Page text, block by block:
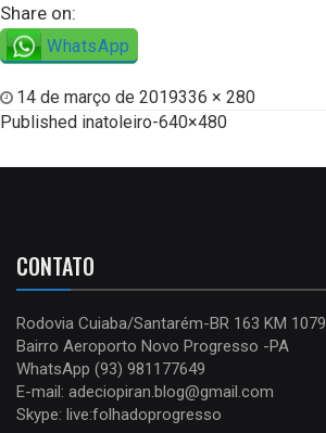
Share on:
WhatsApp
14 de março de 2019336 × 280
Published inatoleiro-640×480
CONTATO
Rodovia Cuiaba/Santarém-BR 163 KM 1079
Bairro Aeroporto Novo Progresso -PA
WhatsApp (93) 981177649
E-mail: adeciopiran.blog@gmail.com
Skype: live:folhadoprogresso